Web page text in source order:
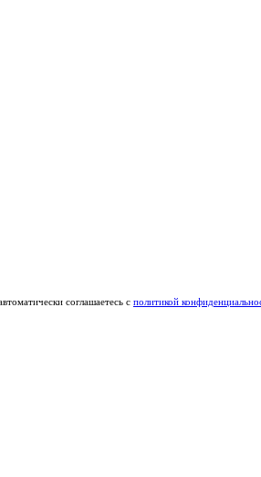
соглашаетесь с политикой